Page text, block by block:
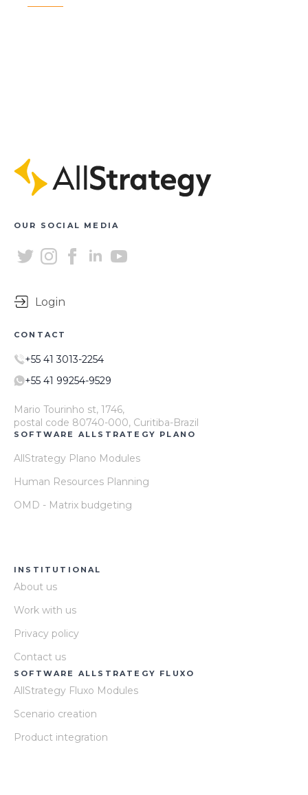
OUR SOCIAL MEDIA
Login
CONTACT
+55 41 3013-2254
+55 41 99254-9529
Mario Tourinho st, 1746,
postal code 80740-000, Curitiba-Brazil
SOFTWARE ALLSTRATEGY PLANO
AllStrategy Plano Modules
Human Resources Planning
OMD - Matrix budgeting
INSTITUTIONAL
About us
Work with us
Privacy policy
Contact us
SOFTWARE ALLSTRATEGY FLUXO
AllStrategy Fluxo Modules
Scenario creation
Product integration